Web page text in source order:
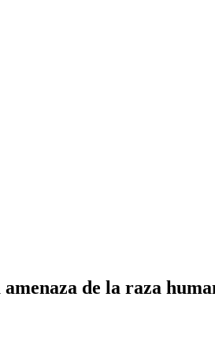
de la raza